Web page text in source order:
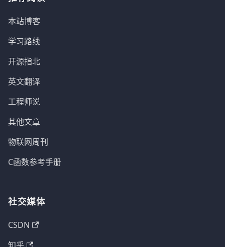
本站博客
学习路线
开源指北
英文翻译
工程师说
其他文章
物联网周刊
C函数参考手册
社交媒体
CSDN